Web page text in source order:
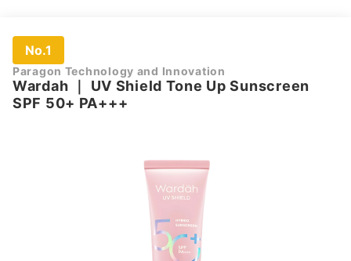
No.1
Paragon Technology and Innovation
Wardah ｜ UV Shield Tone Up Sunscreen
SPF 50+ PA+++